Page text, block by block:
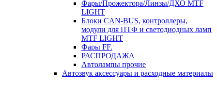
Фары/Прожектора/Линзы/ДХО MTF
LIGHT
Блоки CAN-BUS, контроллеры,
модули для ПТФ и светодиодных ламп
MTF LIGHT
Фары FF.
РАСПРОДАЖА
Автолампы прочие
Автозвук аксессуары и расходные материалы